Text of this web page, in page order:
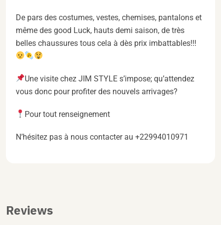
De pars des costumes, vestes, chemises, pantalons et
même des good Luck, hauts demi saison, de très
belles chaussures tous cela à dès prix imbattables!!!
Une visite chez JIM STYLE s’impose; qu’attendez
vous donc pour profiter des nouvels arrivages?
Pour tout renseignement
N’hésitez pas à nous contacter au +22994010971
Reviews